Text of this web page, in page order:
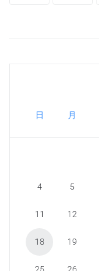
日 月
4 5
11 12
18 19